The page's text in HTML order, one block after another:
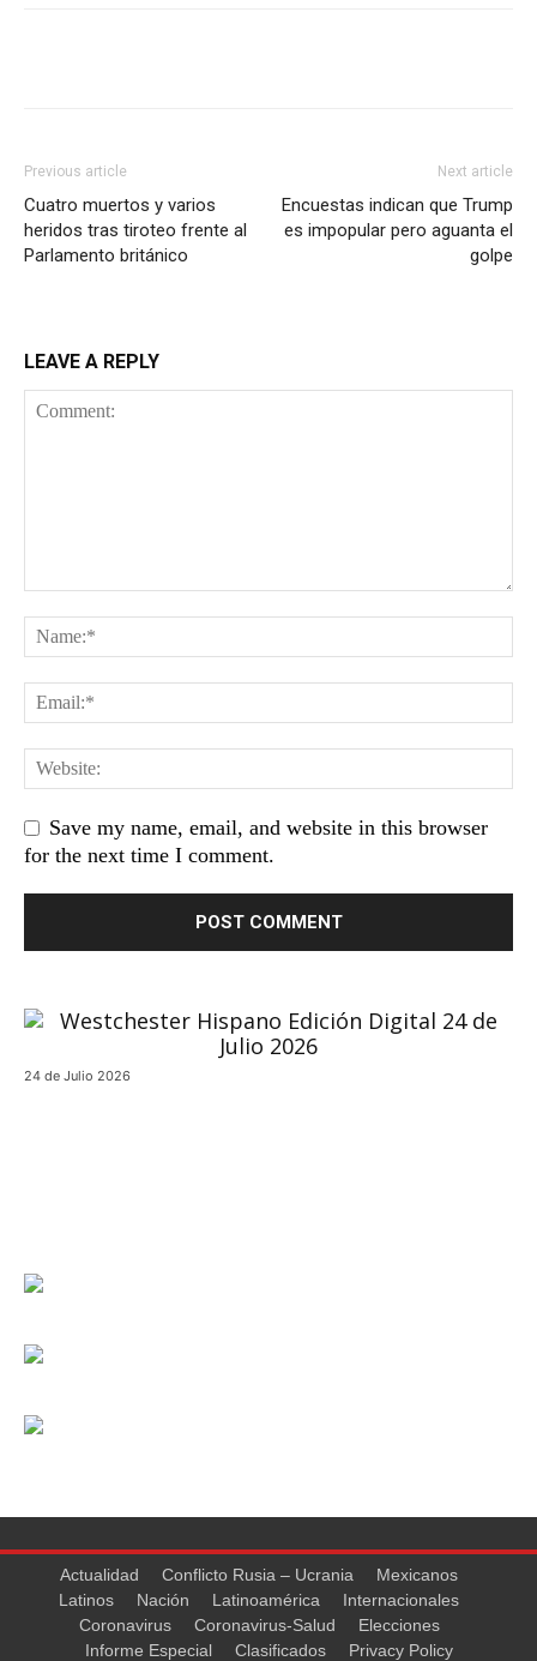
Previous article
Cuatro muertos y varios
heridos tras tiroteo frente al
Parlamento británico
Next article
Encuestas indican que Trump
es impopular pero aguanta el
golpe
LEAVE A REPLY
Save my name, email, and website in this browser
for the next time I comment.
24 de Julio 2026
Actualidad Conflicto Rusia – Ucrania
Mexicanos
Latinos
Nación Latinoamérica
Internacionales
Coronavirus
Coronavirus-Salud
Elecciones
Informe Especial
Clasificados Privacy Policy